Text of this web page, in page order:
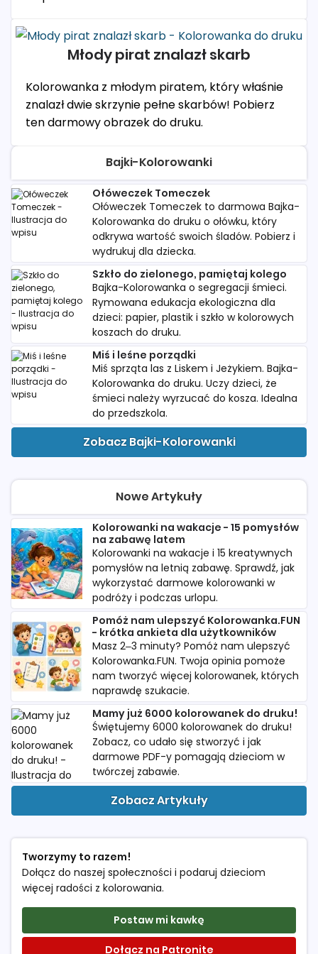
Młody pirat znalazł skarb
Kolorowanka z młodym piratem, który właśnie
znalazł dwie skrzynie pełne skarbów! Pobierz
ten darmowy obrazek do druku.
Bajki-Kolorowanki
Ołóweczek Tomeczek
Ołóweczek Tomeczek to darmowa Bajka-
Kolorowanka do druku o ołówku, który
odkrywa wartość swoich śladów. Pobierz i
wydrukuj dla dziecka.
Szkło do zielonego, pamiętaj kolego
Bajka-Kolorowanka o segregacji śmieci.
Rymowana edukacja ekologiczna dla
dzieci: papier, plastik i szkło w kolorowych
koszach do druku.
Miś i leśne porządki
Miś sprząta las z Liskem i Jeżykiem. Bajka-
Kolorowanka do druku. Uczy dzieci, że
śmieci należy wyrzucać do kosza. Idealna
do przedszkola.
Zobacz Bajki-Kolorowanki
Nowe Artykuły
Kolorowanki na wakacje - 15 pomysłów
na zabawę latem
Kolorowanki na wakacje i 15 kreatywnych
pomysłów na letnią zabawę. Sprawdź, jak
wykorzystać darmowe kolorowanki w
podróży i podczas urlopu.
Pomóż nam ulepszyć Kolorowanka.FUN
- krótka ankieta dla użytkowników
Masz 2–3 minuty? Pomóż nam ulepszyć
Kolorowanka.FUN. Twoja opinia pomoże
nam tworzyć więcej kolorowanek, których
naprawdę szukacie.
Mamy już 6000 kolorowanek do druku!
Świętujemy 6000 kolorowanek do druku!
Zobacz, co udało się stworzyć i jak
darmowe PDF-y pomagają dzieciom w
twórczej zabawie.
Zobacz Artykuły
Tworzymy to razem!
Dołącz do naszej społeczności i podaruj dzieciom
więcej radości z kolorowania.
Postaw mi kawkę
Dołącz na Patronite